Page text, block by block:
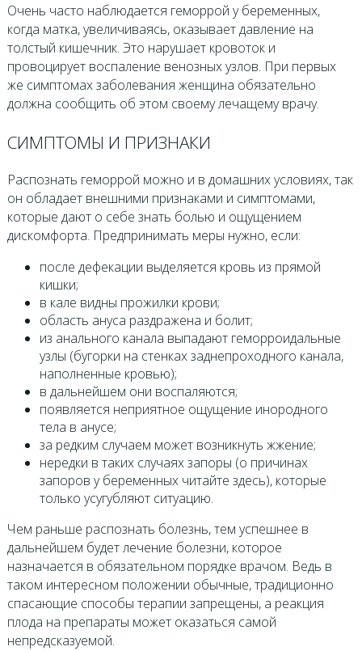
Очень часто наблюдается геморрой у беременных,
когда матка, увеличиваясь, оказывает давление на
толстый кишечник. Это нарушает кровоток и
провоцирует воспаление венозных узлов. При первых
же симптомах заболевания женщина обязательно
должна сообщить об этом своему лечащему врачу.
СИМПТОМЫ И ПРИЗНАКИ
Распознать геморрой можно и в домашних условиях, так
он обладает внешними признаками и симптомами,
которые дают о себе знать болью и ощущением
дискомфорта. Предпринимать меры нужно, если:
после дефекации выделяется кровь из прямой
кишки;
в кале видны прожилки крови;
область ануса раздражена и болит;
из анального канала выпадают геморроидальные
узлы (бугорки на стенках заднепроходного канала,
наполненные кровью);
в дальнейшем они воспаляются;
появляется неприятное ощущение инородного
тела в анусе;
за редким случаем может возникнуть жжение;
нередки в таких случаях запоры (о причинах
запоров у беременных читайте здесь), которые
только усугубляют ситуацию.
Чем раньше распознать болезнь, тем успешнее в
дальнейшем будет лечение болезни, которое
назначается в обязательном порядке врачом. Ведь в
таком интересном положении обычные, традиционно
спасающие способы терапии запрещены, а реакция
плода на препараты может оказаться самой
непредсказуемой.